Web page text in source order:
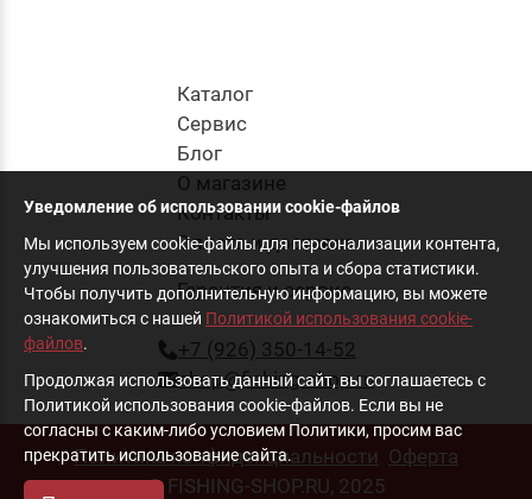
Каталог
Cервис
Блог
О магазине
Контакты
Оплата и доставка
Гарантия и сервис
+7 (926) 350-14-52
shop@fishing-shop.ru
Политика конфиденциальности Оферта
© FISHING-SHOP.RU, 2025
Уведомление об использовании cookie-файлов
Мы используем cookie-файлы для персонализации контента,
улучшения пользовательского опыта и сбора статистики.
Чтобы получить дополнительную информацию, вы можете
ознакомиться с нашей Политикой использования cookie-
файлов.
Продолжая использовать данный сайт, вы соглашаетесь с
Политикой использования cookie-файлов. Если вы не
согласны с каким-либо условием Политики, просим вас
прекратить использование сайта.